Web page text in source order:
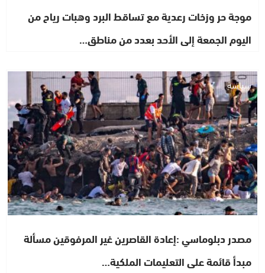
موجة حر وزخات رعدية مع تساقط البرد وهبات رياح من
اليوم الجمعة إلى الأحد بعدد من مناطق…
سياسة
مصدر دبلوماسي :إعادة القاصرين غير المرفوقين مسألة
مبدأ قائمة على التعليمات الملكية…